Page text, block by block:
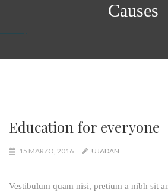
Causes
Education for everyone
15 MARZO, 2016 UJADAN
Vestibulum quam nisi, pretium a nibh sit